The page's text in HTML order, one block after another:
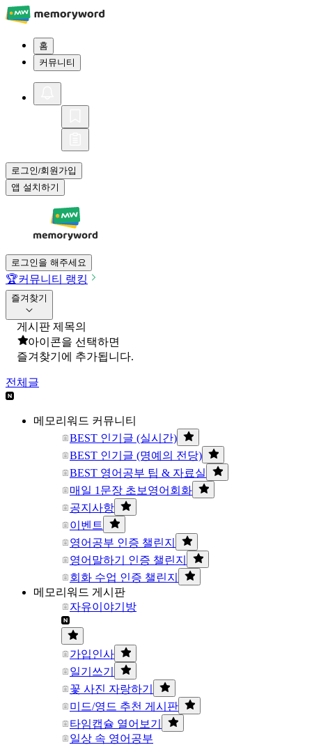
홈
커뮤니티
로그인/회원가입
앱 설치하기
로그인을 해주세요
🏆커뮤니티 랭킹
즐겨찾기
게시판 제목의
아이콘을 선택하면
즐겨찾기에 추가됩니다.
전체글
메모리워드 커뮤니티
BEST 인기글 (실시간)
BEST 인기글 (명예의 전당)
BEST 영어공부 팁 & 자료실
매일 1문장 초보영어회화
공지사항
이벤트
영어공부 인증 챌린지
영어말하기 인증 챌린지
회화 수업 인증 챌린지
메모리워드 게시판
자유이야기방
가입인사
일기쓰기
꽃 사진 자랑하기
미드/영드 추천 게시판
타임캡슐 열어보기
일상 속 영어공부